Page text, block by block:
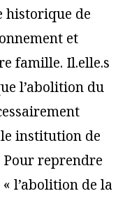
historique de
et
famille. Il.elle.s
l’abolition du
institution de
reprendre
l’abolition de la